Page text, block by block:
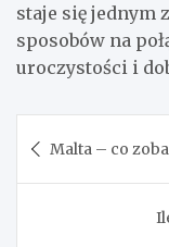
staje się jednym
sposobów na
uroczystości i
wpisu
Malta – co